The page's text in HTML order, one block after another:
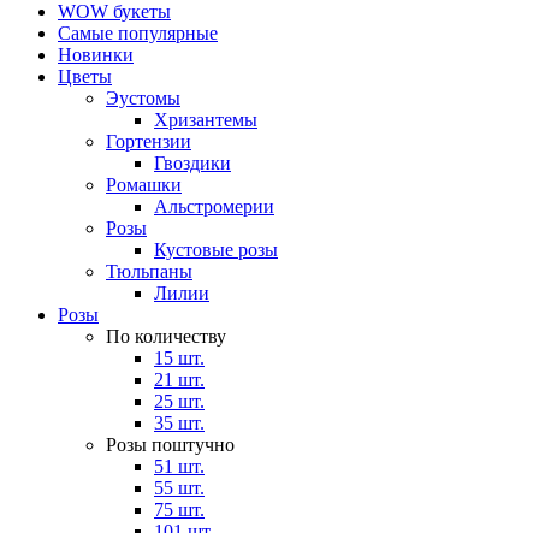
WOW букеты
Самые популярные
Новинки
Цветы
Эустомы
Хризантемы
Гортензии
Гвоздики
Ромашки
Альстромерии
Розы
Кустовые розы
Тюльпаны
Лилии
Розы
По количеству
15 шт.
21 шт.
25 шт.
35 шт.
Розы поштучно
51 шт.
55 шт.
75 шт.